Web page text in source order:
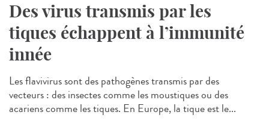
Des virus transmis par les
tiques échappent à l’immunité
innée
Les flavivirus sont des pathogènes transmis par des
vecteurs : des insectes comme les moustiques ou des
acariens comme les tiques. En Europe, la tique est le...